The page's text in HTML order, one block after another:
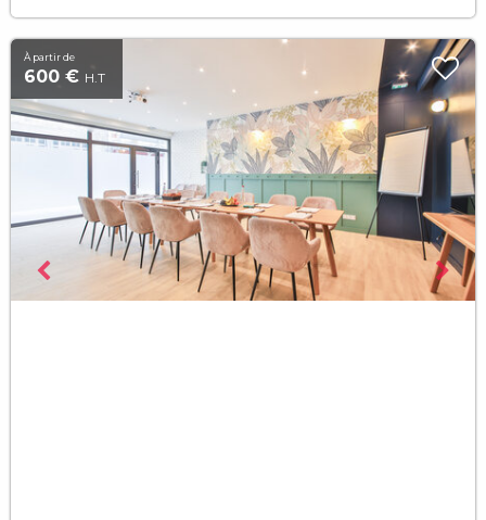
À partir de
600 € H.T